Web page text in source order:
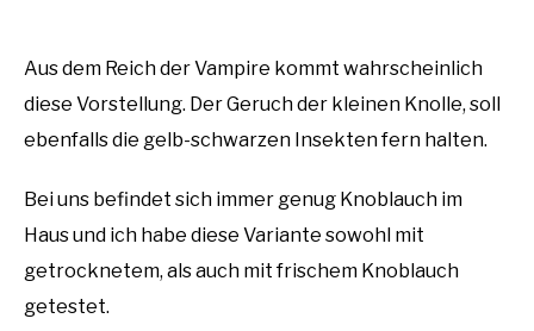
Aus dem Reich der Vampire kommt wahrscheinlich
diese Vorstellung. Der Geruch der kleinen Knolle, soll
ebenfalls die gelb-schwarzen Insekten fern halten.
Bei uns befindet sich immer genug Knoblauch im
Haus und ich habe diese Variante sowohl mit
getrocknetem, als auch mit frischem Knoblauch
getestet.